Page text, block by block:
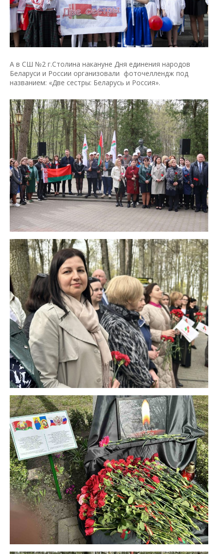
А в СШ №2 г.Столина накануне Дня единения народов
Беларуси и России организовали фоточеллендж под
названием: «Две сестры: Беларусь и Россия».